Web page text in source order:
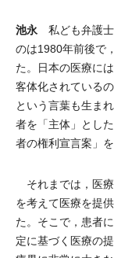
池永 私ども弁護士
のは1980年前後で
た。日本の医療に
客体化されている
という言葉も生ま
者を「主体」とし
者の権利宣言案」
それまでは，医療
を考えて医療を提
た。そこで，患者
定に基づく医療の